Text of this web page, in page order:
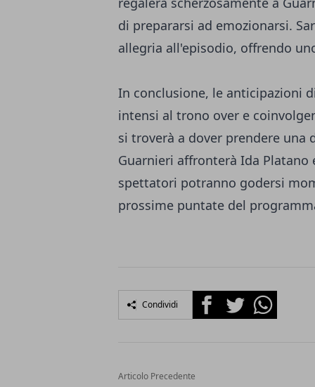
di prepararsi ad emozionarsi.
allegria all'episodio, offrendo
In conclusione, le anticipazioni
intensi al trono over e
si troverà a dover prendere una
Guarnieri affronterà Ida Platano
spettatori potranno godersi
prossime puntate del
Condividi FacebookTwitterWhatsapp
Articolo Precedente